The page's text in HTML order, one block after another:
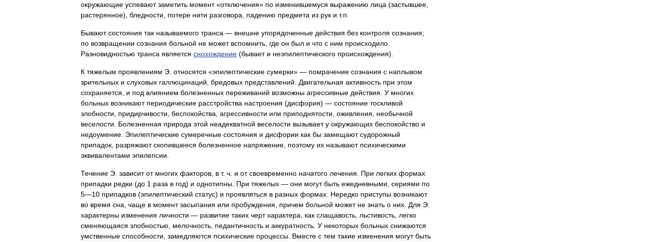
окружающие успевают заметить момент«отключения» по изменившемуся выражению лица (застывшее
растерянное), бледности потере нити разговора падению предмета из рук и т.п
Бывают состояния так называемого транса — внешне упорядоченные действия без контроля сознания;
по возвращении сознания больной не может вспомнить где он был и что с ним происходило
Разновидностью транса является снохождение (бывает и неэпилептического происхождения).
К тяжелым проявлениям Э относятся «эпилептические сумерки» — помрачение сознания с наплывом
зрительных и слуховых галлюцинаций бредовых представлений Двигательная активность при этом
сохраняется
и под влиянием болезненных переживаний возможны агрессивные действия У многих
больных возникают периодические расстройства настроения (дисфория) — состояние тоскливой
злобности
придирчивости беспокойства агрессивности или приподнятости оживления
необычной
веселости
Болезненная природа этой неадекватной веселости вызывает у окружающих беспокойство и
недоумение Эпилептические сумеречные состояния и дисфории как бы замещают судорожный
припадок разряжают скопившееся болезненное напряжение поэтому их называют психическими
эквивалентами эпилепсии
Течение Э зависит от многих факторов в т. ч и от своевременно начатого лечения При легких формах
припадки редки (до 1 раза в год) и однотипны При тяжелых — они могут быть ежедневными сериями по
5—10 припадков (эпилептический статус) и проявляться в разных формах Нередко приступы возникают
во время сна чаще в момент засыпания или пробуждения причем больной может не знать о них Для Э
характерны изменения личности — развитие таких черт характера как слащавость льстивость легко
сменяющаяся злобностью мелочность педантичность и аккуратность У некоторых больных снижаются
умственные способности замедляются психические процессы Вместе с тем такие изменения могут быть